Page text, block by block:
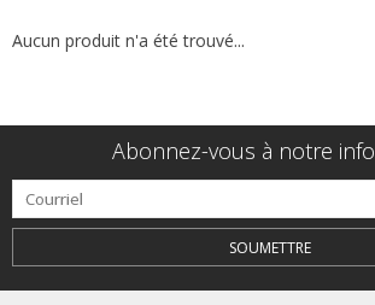
Aucun produit n'a été trouvé...
Abonnez-vous à notre
SOUMETTRE